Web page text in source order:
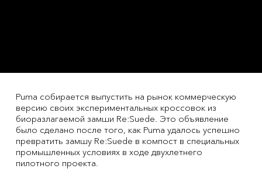
Puma собирается выпустить на рынок коммерческую
версию своих экспериментальных кроссовок из
биоразлагаемой замши Re:Suede. Это объявление
было сделано после того, как Puma удалось успешно
превратить замшу Re:Suede в компост в специальных
промышленных условиях в ходе двухлетнего
пилотного проекта.